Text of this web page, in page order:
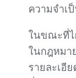
ความจำเ
ในขณะที่ไ
ในกฎหมา
รายละเอี